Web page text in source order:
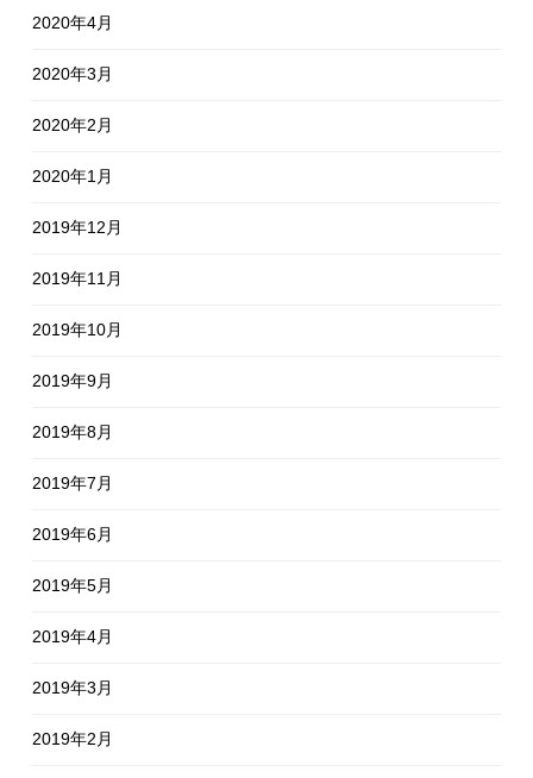
2020年4月
2020年3月
2020年2月
2020年1月
2019年12月
2019年11月
2019年10月
2019年9月
2019年8月
2019年7月
2019年6月
2019年5月
2019年4月
2019年3月
2019年2月